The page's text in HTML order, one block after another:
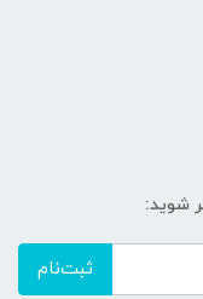
شوید:
ثبت‌نام